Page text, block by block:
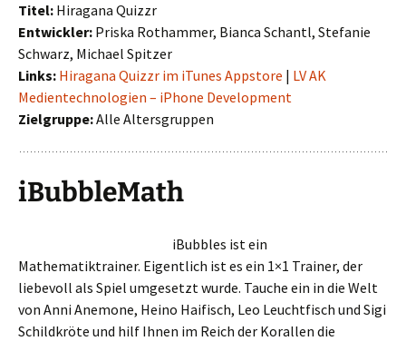
Titel: Hiragana Quizzr
Entwickler: Priska Rothammer, Bianca Schantl, Stefanie
Schwarz, Michael Spitzer
Links: Hiragana Quizzr im iTunes Appstore | LV AK
Medientechnologien – iPhone Development
Zielgruppe:Alle Altersgruppen
iBubbleMath
iBubbles ist ein
Mathematiktrainer. Eigentlich ist es ein 1×1 Trainer, der
liebevoll als Spiel umgesetzt wurde. Tauche ein in die Welt
von Anni Anemone, Heino Haifisch, Leo Leuchtfisch und Sigi
Schildkröte und hilf Ihnen im Reich der Korallen die